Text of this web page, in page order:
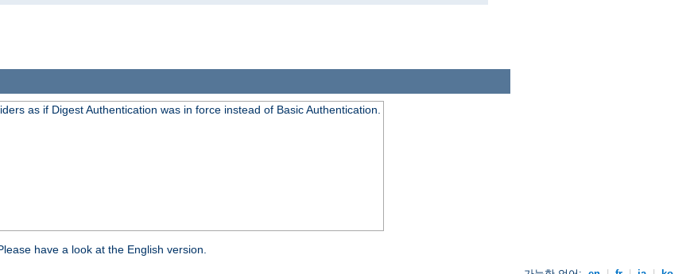
as if Digest Authentication was in force instead of Basic Authentication.
have a look at the English version.